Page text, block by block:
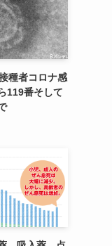
種者コロナ感
119番そして